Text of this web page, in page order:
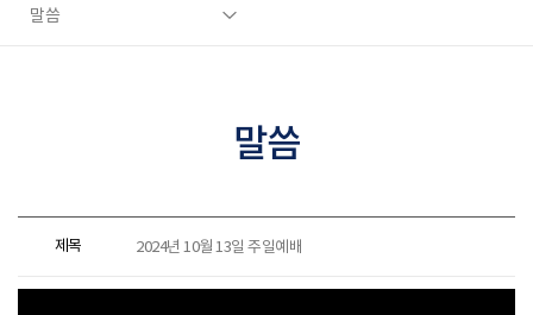
말씀
말씀
제목 2024년 10월 13일 주일예배